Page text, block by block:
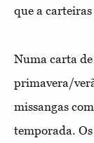
que a
Numa carta
primavera/
missangas
temporada.